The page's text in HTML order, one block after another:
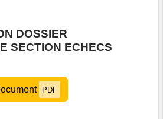
DOSSIER
SECTION ECHECS
PDF